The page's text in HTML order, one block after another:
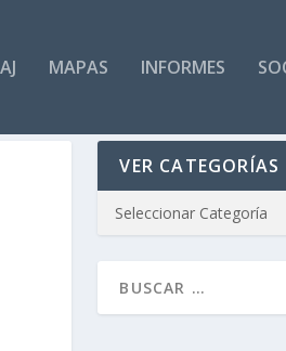
MAPAS INFORMES
VER CATEGORÍAS